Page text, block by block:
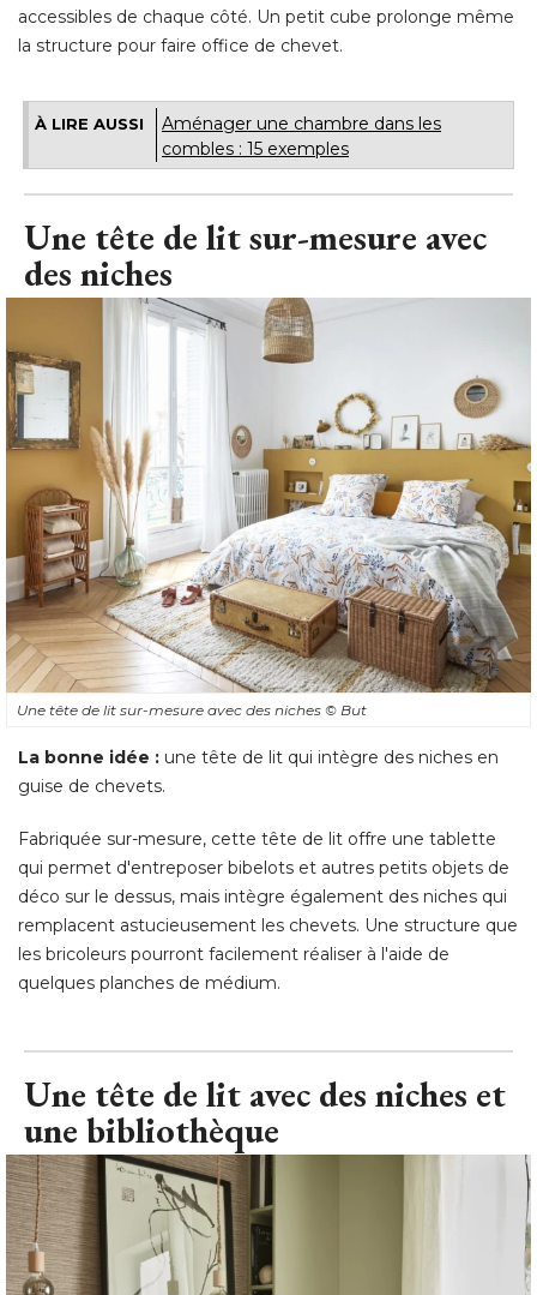
accessibles de chaque côté. Un petit cube prolonge même
la structure pour faire office de chevet.
À LIRE AUSSI
Aménager une chambre dans les
combles : 15 exemples
Une tête de lit sur-mesure avec
des niches
Une tête de lit sur-mesure avec des niches © But
La bonne idée : une tête de lit qui intègre des niches en
guise de chevets.
Fabriquée sur-mesure, cette tête de lit offre une tablette
qui permet d'entreposer bibelots et autres petits objets de
déco sur le dessus, mais intègre également des niches qui
remplacent astucieusement les chevets. Une structure que
les bricoleurs pourront facilement réaliser à l'aide de
quelques planches de médium.
Une tête de lit avec des niches et
une bibliothèque